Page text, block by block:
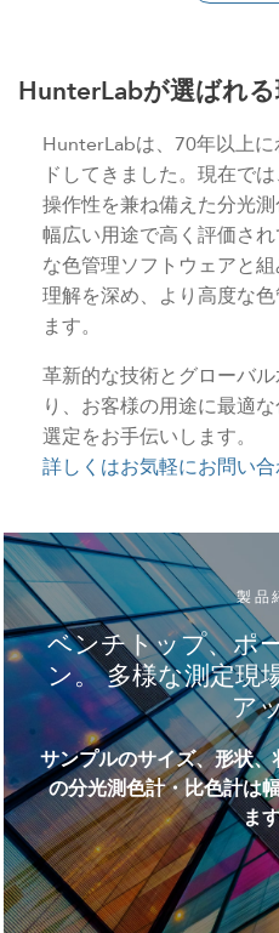
HunterLabが選ばれ
HunterLabは、70年以上
ドしてきました。現在で
操作性を兼ね備えた分光
幅広い用途で高く評価さ
な色管理ソフトウェアと
理解を深め、より高度な
ます。
革新的な技術とグローバ
り、お客様の用途に最適
選定をお手伝いします。
詳しくはお気軽にお問い合
製品
ベンチトップ、ポ
ン。 多様な測定現
ア
サンプルのサイズ、形状
の分光測色計・比色計は
ま